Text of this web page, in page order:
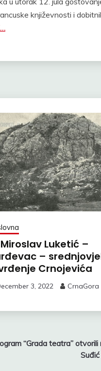
književnosti i
Luketić –
–
Crnojevića
3, 2022 CrnaGora
“Grada teatra”
Suđić